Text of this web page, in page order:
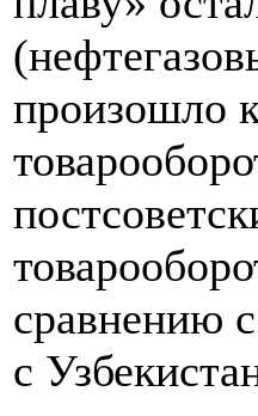
произошло
сравнению
с